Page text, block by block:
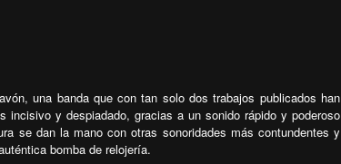
una banda que con tan solo dos trabajos publicados han
incisivo y despiadado, gracias a un sonido rápido y poderoso
se dan la mano con otras sonoridades más contundentes y
bomba de relojería.